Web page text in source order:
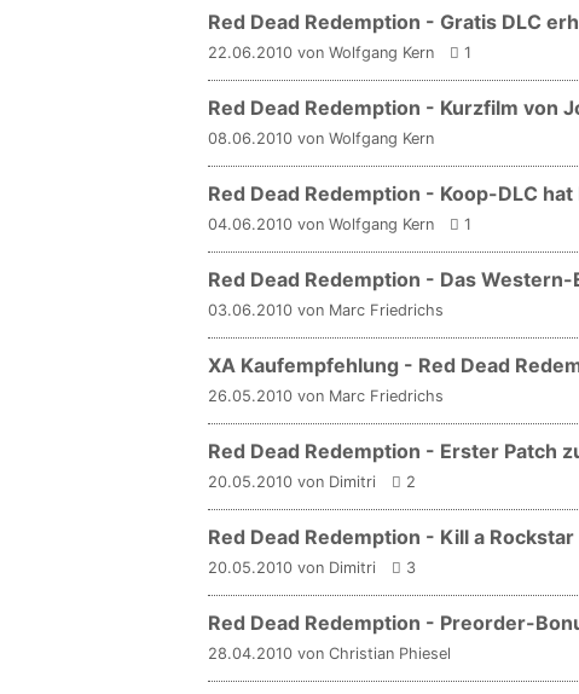
Red Dead Redemption - Gratis DLC
22.06.2010 von Wolfgang Kern 1
Red Dead Redemption - Kurzfilm von
08.06.2010 von Wolfgang Kern
Red Dead Redemption - Koop-DLC
04.06.2010 von Wolfgang Kern 1
Red Dead Redemption - Das Western-
03.06.2010 von Marc Friedrichs
XA Kaufempfehlung - Red Dead
26.05.2010 von Marc Friedrichs
Red Dead Redemption - Erster Patch
20.05.2010 von Dimitri 2
Red Dead Redemption - Kill a Rockstar
20.05.2010 von Dimitri 3
Red Dead Redemption - Preorder-
28.04.2010 von Christian Phiesel